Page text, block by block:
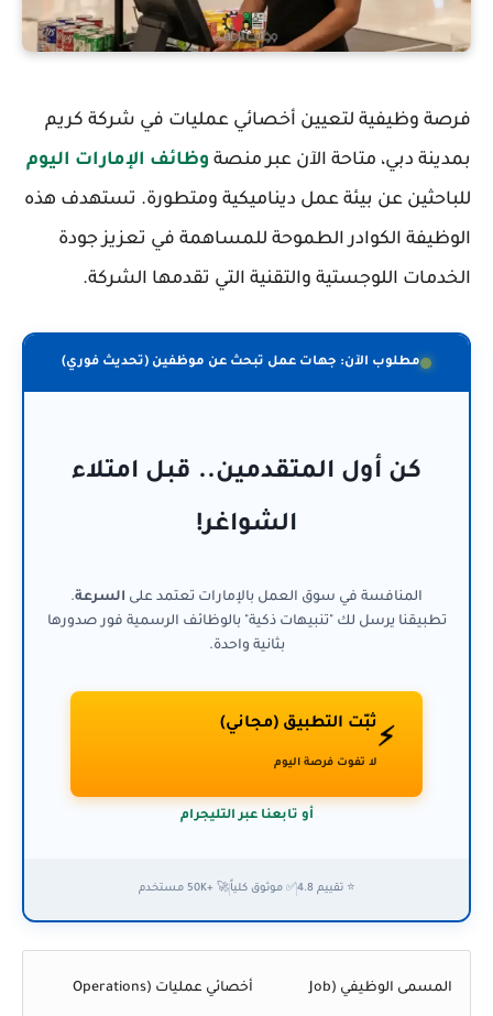
فرصة وظيفية لتعيين أخصائي عمليات في شركة كريم
بمدينة دبي، متاحة الآن عبر منصة وظائف الإمارات اليوم
للباحثين عن بيئة عمل ديناميكية ومتطورة. تستهدف هذه
الوظيفة الكوادر الطموحة للمساهمة في تعزيز جودة
الخدمات اللوجستية والتقنية التي تقدمها الشركة.
مطلوب الآن: جهات عمل تبحث عن موظفين (تحديث فوري)
كن أول المتقدمين.. قبل امتلاء
الشواغر!
المنافسة في سوق العمل بالإمارات تعتمد على السرعة.
تطبيقنا يرسل لك "تنبيهات ذكية" بالوظائف الرسمية فور صدورها
بثانية واحدة.
⚡
ثبّت التطبيق (مجاني)
لا تفوت فرصة اليوم
أو تابعنا عبر التليجرام
⭐ تقييم 4.8 ✅ موثوق كلياً 🚀 +50K مستخدم
المسمى الوظيفي (Job أخصائي عمليات (Operations